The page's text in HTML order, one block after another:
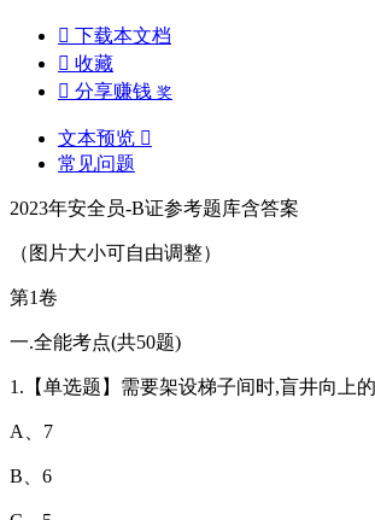
 下载本文档
 收藏
 分享赚钱 奖
文本预览 
常见问题
2023年安全员-B证参考题库含答案
（图片大小可自由调整）
第1卷
一.全能考点(共50题)
1.【单选题】需要架设梯子间时,盲井向上
A、7
B、6